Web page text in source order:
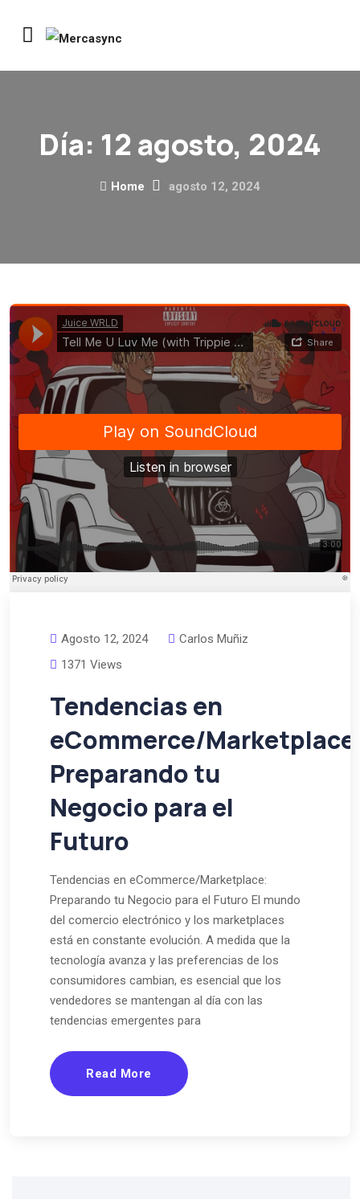
Día: 12 agosto, 2024
Home agosto 12, 2024
Agosto 12, 2024
Carlos Muñiz
1371 Views
Tendencias en
eCommerce/
Preparando tu
Negocio para el
Futuro
Tendencias en eCommerce/Marketplace:
Preparando tu Negocio para el Futuro El mundo
del comercio electrónico y los marketplaces
está en constante evolución. A medida que la
tecnología avanza y las preferencias de los
consumidores cambian, es esencial que los
vendedores se mantengan al día con las
tendencias emergentes para
Read More